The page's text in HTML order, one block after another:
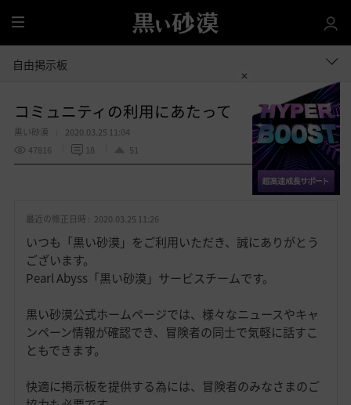
全
体
自由掲示板
コミュニティの利用にあたって
黒い砂漠
2020.03.25 11:04
47816
18 51
お
入
共有する
最近の修正日時 : 2020.03.25 11:26
いつも「黒い砂漠」をご利用いただき、誠にありがとう
ございます。
Pearl Abyss「黒い砂漠」サービスチームです。
黒い砂漠公式ホームページでは、様々なニュースやキャ
ンペーン情報が確認でき、冒険者の同士で気軽に話すこ
ともできます。
快適に掲示板を提供する為には、冒険者のみなさまのご